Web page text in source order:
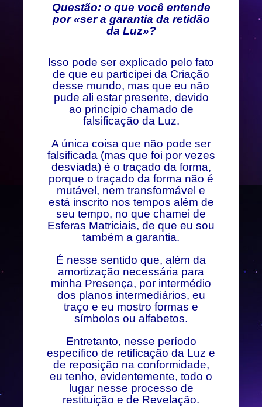
Questão: o que você entende
por «ser a garantia da retidão
da Luz»?
Isso pode ser explicado pelo fato
de que eu participei da Criação
desse mundo, mas que eu não
pude ali estar presente, devido
ao princípio chamado de
falsificação da Luz.
A única coisa que não pode ser
falsificada (mas que foi por vezes
desviada) é o traçado da forma,
porque o traçado da forma não é
mutável, nem transformável e
está inscrito nos tempos além de
seu tempo, no que chamei de
Esferas Matriciais, de que eu sou
também a garantia.
É nesse sentido que, além da
amortização necessária para
minha Presença, por intermédio
dos planos intermediários, eu
traço e eu mostro formas e
símbolos ou alfabetos.
Entretanto, nesse período
específico de retificação da Luz e
de reposição na conformidade,
eu tenho, evidentemente, todo o
lugar nesse processo de
restituição e de Revelação.